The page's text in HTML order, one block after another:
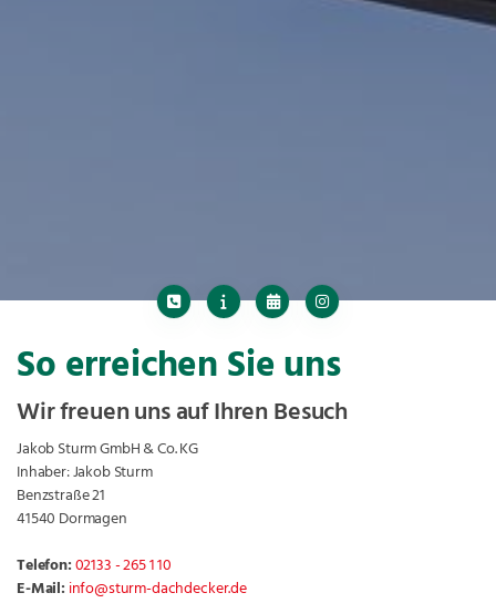
So erreichen Sie uns
Wir freuen uns auf Ihren Besuch
Jakob Sturm GmbH & Co. KG
Inhaber: Jakob Sturm
Benzstraße 21
41540 Dormagen
Telefon:02133 - 265 1 10
E-Mail: info@sturm-dachdecker.de